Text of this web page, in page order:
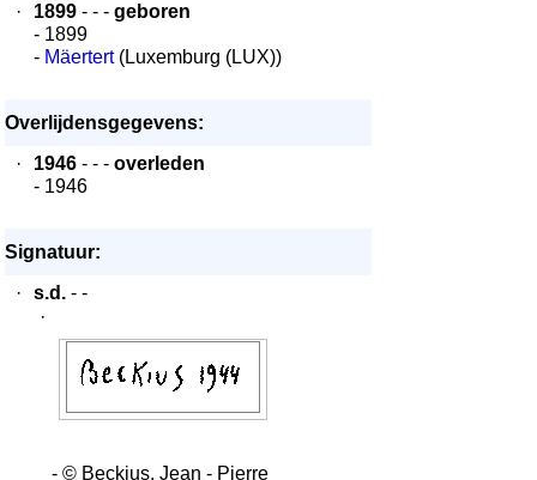
·
1899 - - - geboren
- 1899
- Mäertert(Luxemburg (LUX))
Overlijdensgegevens:
·
1946 - - - overleden
- 1946
Signatuur:
·
s.d. - -
·
- © Beckius, Jean - Pierre